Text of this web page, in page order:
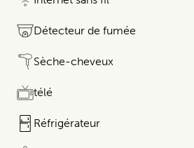
Détecteur de fumée
Sèche-cheveux
télé
Réfrigérateur​​​‌ ‍ ​‍​‍‌‍ ‌ ​‍‌‍‍‌‌‍‌ ‌‍‍‌‌‍ ‍​‍​‍​‍​‍‌ ​ ‌‍​‌‌‍ ‌‍‌‍‌‌ ‌​‌ ‍‌​‍ ‍‌‍‌‌‍ ​‍​‍​‍ ‌‍‍​‌ ​‍‌‍‌‌‌‍‌‍​‍​‍​ ‍‍​‍​‍​‍ ‌ ​ ‌ ‌​‌ ‌‌‌‍‌​‌‍‍‌‌‍ ​‍ ‌‍‍‌‌‍ ‍‌ ‌​‌‍‌‌‌‍ ‍‌ ‌​​‍ ‌‍‌‌‌‍‌​‌‍‍‌‌ ‌​​‍ ‌‍ ‌‌‍ ‌‍‌​‌‍‌‌​ ‌‌ ​​‌ ​‍‌‍‌‌‌ ​ ‌‍‌‌‌‍ ‌​‌‍​‌‌ ‌​‌‍‍‌‌‍ ‌‍ ‍​ ‍ ‌‍‍‌‌‍‌​​ ‌​ ‌ ​ ​ ​ ​‌​ ​‌​ ‍‌​ ​‍​ ​‍​ ​ ​‍ ‌​ ‌‍​ ‌‍​ ​ ‌‍‌‌​‍ ‌​ ‌​​ ​ ‌‍​ ​ ‌‍​‍ ‌‌‍‌​ ​ ‌‍‌‌‌‍‌‍​ ​‍​‍ ‌​ ‌​ ​ ‌‌​ ​ ‌‍​‍​‍ ‌‌‍​‌‍​ ​ ‌‍‌‍​‌​‍ ‌‌‍​‍​ ​ ‌‍​‌‌‍​‌​ ‍​​ ​ ​ ​‍​ ‌‍​‌‌‍​ ​ ‌​​ ‍​​‍‌‍‌ ‌​‌ ‍‌‌ ​​‌‍‌‌​ ‌‌‍​‌‌‍ ‌‌‍‌‌‌‍ ‌‍‌‌ ‌​‌ ‍‌​‍‌‍‌ ​​‌‍​‌‌ ‌​‌‍‍​​ ‌‌ ‌​‌‍‍‌‌ ‌​‌‍ ​‌‍‌‌​‍​‍‌ ‌